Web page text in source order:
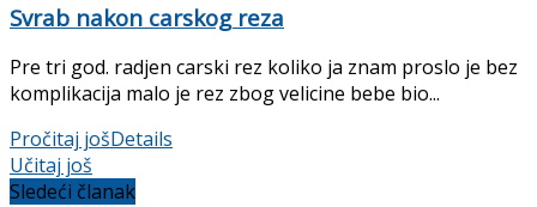
Svrab nakon carskog reza
Pre tri god. radjen carski rez koliko ja znam proslo je bez
komplikacija malo je rez zbog velicine bebe bio...
Pročitaj jošDetails
Učitaj još
Sledeći članak